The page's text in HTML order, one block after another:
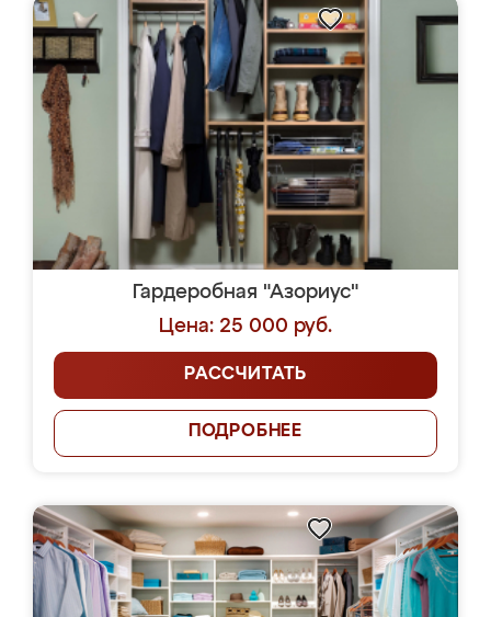
Гардеробная "Азориус"
Цена: 25 000 руб.
РАССЧИТАТЬ
ПОДРОБНЕЕ